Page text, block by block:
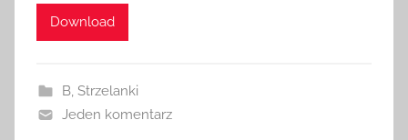
Download
B, Strzelanki
Jeden komentarz